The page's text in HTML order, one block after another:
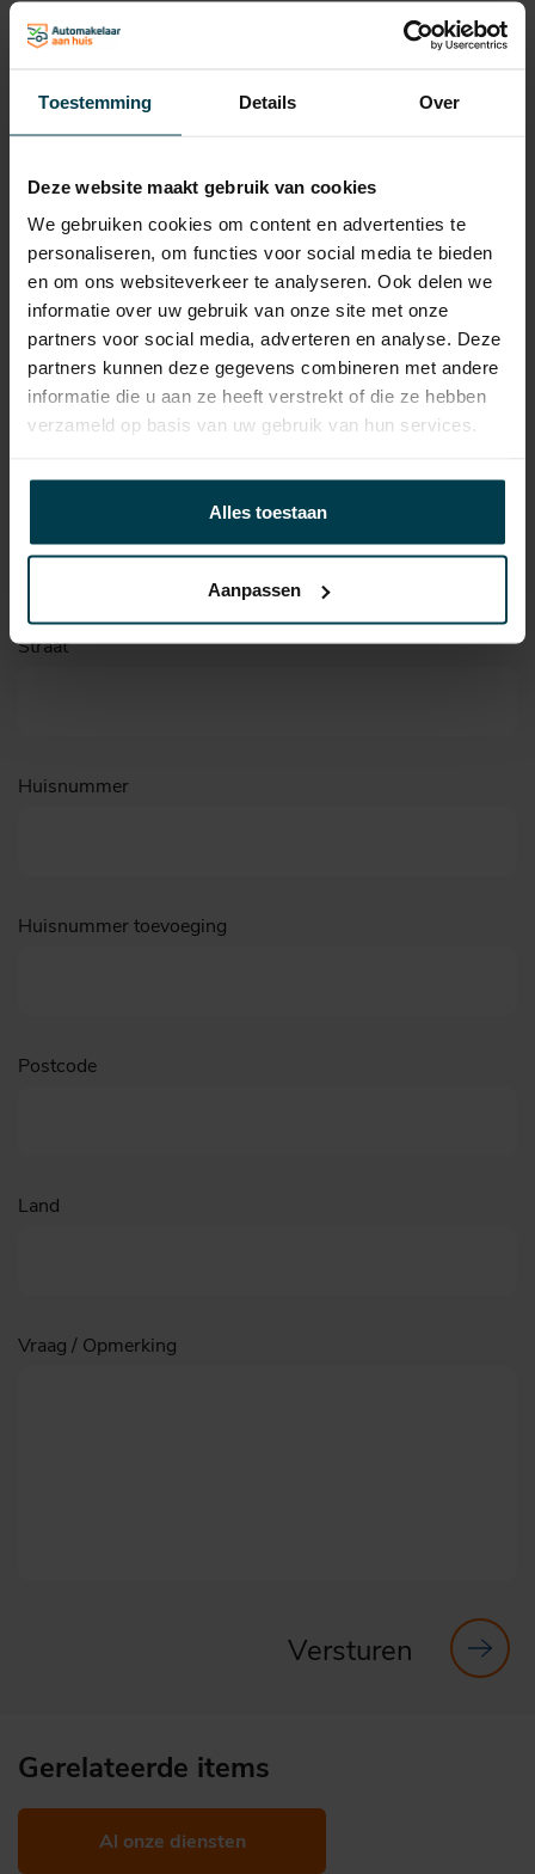
Toestemming Details Over
Deze website maakt gebruik van cookies
We gebruiken cookies om content en advertenties te
personaliseren, om functies voor social media te bieden
en om ons websiteverkeer te analyseren. Ook delen we
informatie over uw gebruik van onze site met onze
partners voor social media, adverteren en analyse. Deze
partners kunnen deze gegevens combineren met andere
informatie die u aan ze heeft verstrekt of die ze hebben
verzameld op basis van uw gebruik van hun services.
Alles toestaan
Aanpassen
Stel hieronder uw vraag
Achternaam
Telefoon
Straat
Huisnummer
Huisnummer toevoeging
Postcode
Land
Vraag / Opmerking
Versturen
Gerelateerde items
Al onze diensten